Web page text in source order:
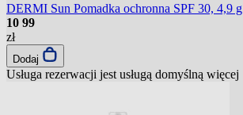
DERMI Sun Pomadka ochronna SPF 30, 4,9 g
10 99
zł
Dodaj
Usługa rezerwacji jest usługą domyślną więcej